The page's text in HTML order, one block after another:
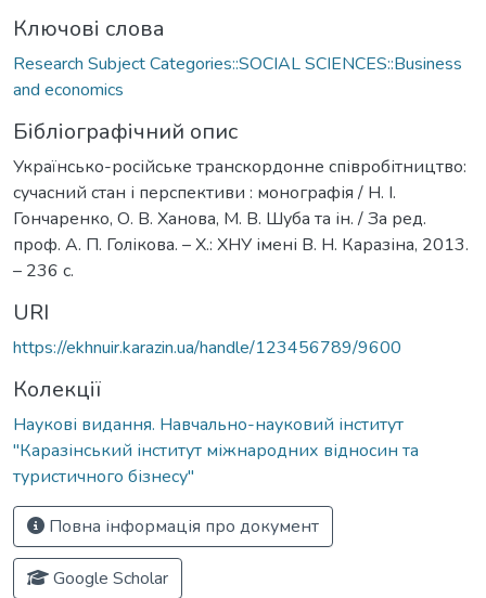
Ключові слова
Research Subject Categories::SOCIAL SCIENCES::Business
and economics
Бібліографічний опис
Українсько-російське транскордонне співробітництво:
сучасний стан і перспективи : монографія / Н. І.
Гончаренко, О. В. Ханова, М. В. Шуба та ін. / За ред.
проф. А. П. Голікова. – Х.: ХНУ імені В. Н. Каразіна, 2013.
– 236 с.
URI
https://ekhnuir.karazin.ua/handle/123456789/9600
Колекції
Наукові видання. Навчально-науковий інститут
"Каразінський інститут міжнародних відносин та
туристичного бізнесу"
Повна інформація про документ
Google Scholar